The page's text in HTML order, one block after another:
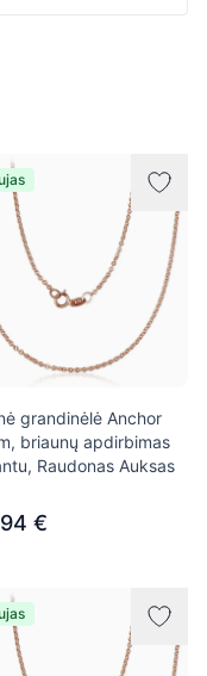
grandinėlė Anchor
briaunų apdirbimas
Raudonas Auksas
€